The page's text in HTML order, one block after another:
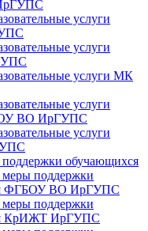
услуги
услуги
услуги МК
услуги
ВО ИрГУПС
услуги
обучающихся
поддержки
ФГБОУ ВО ИрГУПС
поддержки
КрИЖТ ИрГУПС